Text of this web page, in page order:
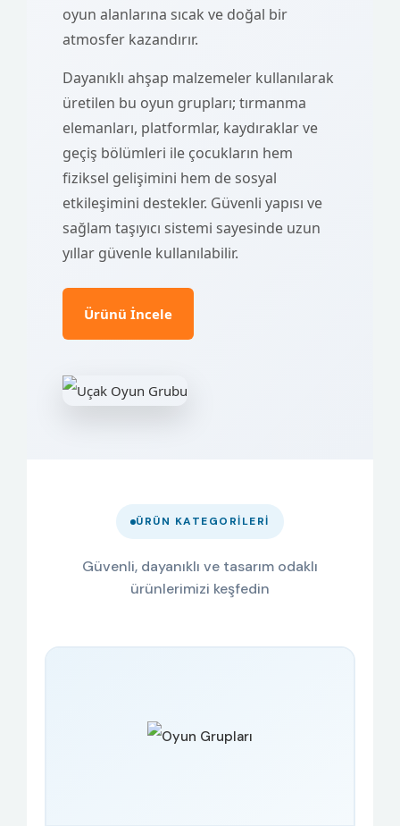
oyun alanlarına sıcak ve doğal bir
atmosfer kazandırır.
Dayanıklı ahşap malzemeler kullanılarak
üretilen bu oyun grupları; tırmanma
elemanları, platformlar, kaydıraklar ve
geçiş bölümleri ile çocukların hem
fiziksel gelişimini hem de sosyal
etkileşimini destekler. Güvenli yapısı ve
sağlam taşıyıcı sistemi sayesinde uzun
yıllar güvenle kullanılabilir.
Ürünü İncele
ÜRÜN KATEGORILERI
Güvenli, dayanıklı ve tasarım odaklı
ürünlerimizi keşfedin